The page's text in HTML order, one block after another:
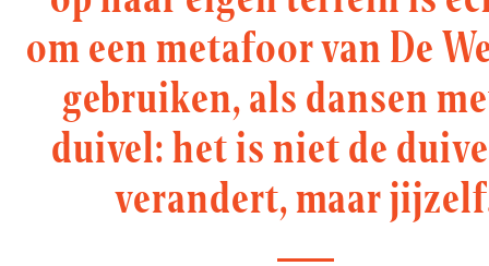
om een metafoor van De
gebruiken, als dansen
duivel: het is niet de
verandert, maar